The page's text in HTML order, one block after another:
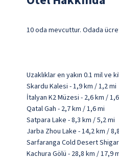
10 oda mevcuttur. Odada
Uzaklıklar en yakın 0.1 mil
Skardu Kalesi - 1,9 km / 1,2 mi
İtalyan K2 Müzesi - 2,6 km /
Qatal Gah - 2,7 km / 1,6 mi
Satpara Lake - 8,3 km / 5,2 mi
Jarba Zhou Lake - 14,2 km /
Sarfaranga Cold Desert
Kachura Gölü - 28,8 km / 17,9